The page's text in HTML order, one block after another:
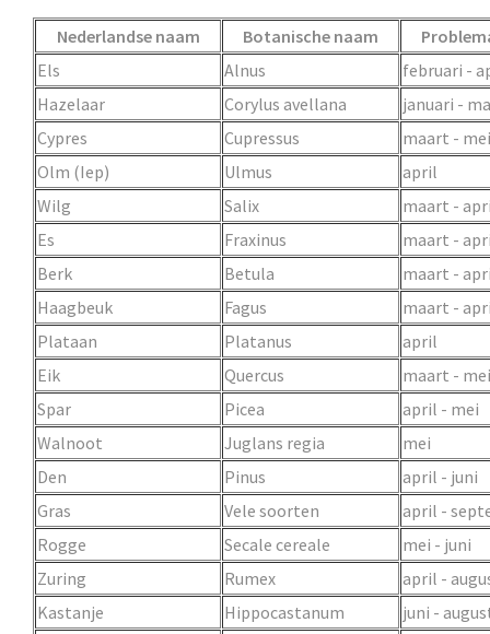
Nederlandse naam Botanische naam
Els
Alnus
februari -
Hazelaar
Corylus avellana
januari -
Cypres
Cupressus
maart - mei
Olm (Iep)
Ulmus
april
Wilg
Salix
maart -
Es
Fraxinus
maart -
Berk
Betula
maart -
Haagbeuk
Fagus
maart -
Plataan
Platanus
april
Eik
Quercus
maart - mei
Spar
Picea
april - mei
Walnoot
Juglans regia
mei
Den
Pinus
april - juni
Gras
Vele soorten
april -
Rogge
Secale cereale
mei - juni
Zuring
Rumex
april -
Kastanje
Hippocastanum
juni -